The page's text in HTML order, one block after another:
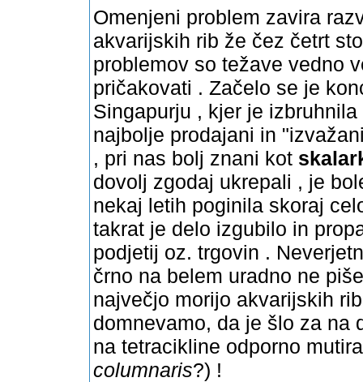
Omenjeni problem zavira
akvarijskih rib že čez četrt
problemov so težave vedno
pričakovati . Začelo se je
Singapurju , kjer je
najbolje prodajani in
, pri nas bolj znani kot
dovolj zgodaj ukrepali , je
nekaj letih poginila skoraj
takrat je delo izgubilo in
podjetij oz. trgovin .
črno na belem uradno ne
največjo morijo akvarijskih
domnevamo, da je šlo za na
na tetracikline odporno
columnaris?) !